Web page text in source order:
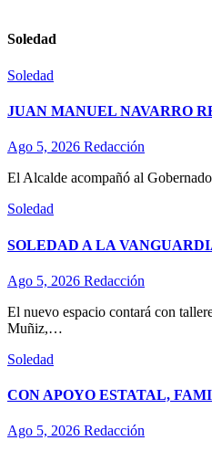
Soledad
Soledad
JUAN MANUEL NAVARRO
Ago 5, 2026 Redacción
El Alcalde acompañó al
Soledad
SOLEDAD A LA
Ago 5, 2026 Redacción
El nuevo espacio contará con
Muñiz,…
Soledad
CON APOYO ESTATAL,
Ago 5, 2026 Redacción